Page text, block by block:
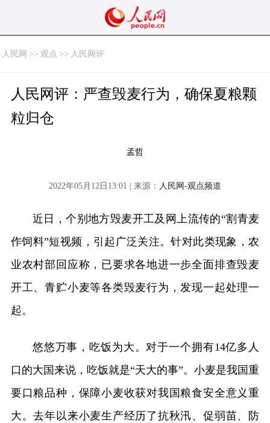
人民网 >> 观点 >> 人民网评
人民网评：严查毁麦行为，确保夏粮颗
粒归仓
孟哲
2022年05月12日13:01 | 来源： 人民网-观点频道
近日，个别地方毁麦开工及网上流传的“割青麦
作饲料”短视频，引起广泛关注。针对此类现象，农
业农村部回应称，已要求各地进一步全面排查毁麦
开工、青贮小麦等各类毁麦行为，发现一起处理一
起。
悠悠万事，吃饭为大。对于一个拥有14亿多人
口的大国来说，吃饭就是“天大的事”。小麦是我国重
要口粮品种，保障小麦收获对我国粮食安全意义重
大。去年以来小麦生产经历了抗秋汛、促弱苗、防